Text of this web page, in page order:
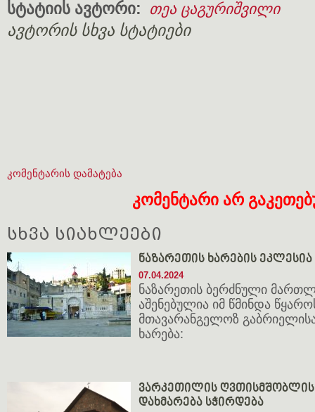
სტატიის ავტორი: თეა ცაგურიშვილი
ავტორის სხვა სტატიები
კომენტარის დამატება
კომენტარი არ
სხვა სიახლეები
ნაზარეთის ხარების ეკლესია
07.04.2024
ნაზარეთის ბერძნული
აშენებულია იმ წმინდა
მთავარანგელოზ
ხარება:
ვარკეთილის ღვთისმშობლის
დახმარება სჭირდება